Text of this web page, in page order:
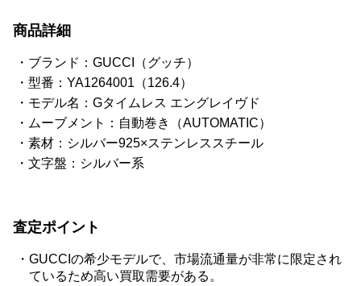
商品詳細
ブランド：GUCCI（グッチ）
型番：YA1264001（126.4）
モデル名：Gタイムレス エングレイヴド
ムーブメント：自動巻き（AUTOMATIC）
素材：シルバー925×ステンレススチール
文字盤：シルバー系
査定ポイント
GUCCIの希少モデルで、市場流通量が非常に限定され
ているため高い買取需要がある。